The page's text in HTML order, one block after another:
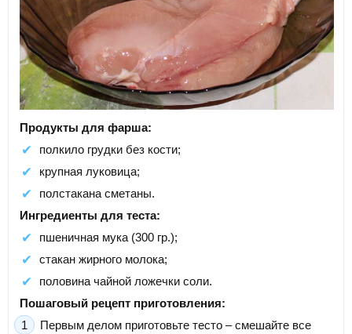
Продукты для фарша:
полкило грудки без кости;
крупная луковица;
полстакана сметаны.
Ингредиенты для теста:
пшеничная мука (300 гр.);
стакан жирного молока;
половина чайной ложечки соли.
Пошаговый рецепт приготовления:
Первым делом приготовьте тесто – смешайте все